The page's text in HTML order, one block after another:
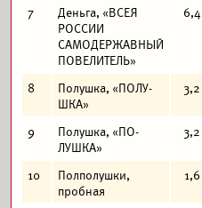
7
Деньга, «ВСЕЯ
РОССИИ
САМОДЕРЖАВНЫЙ
ПОВЕЛИТЕЛЬ»
6,4
8
Полушка, «ПОЛУ-
ШКА»
3,2
9
Полушка, «ПО-
ЛУШКА»
3,2
10
Полполушки,
пробная
1,6